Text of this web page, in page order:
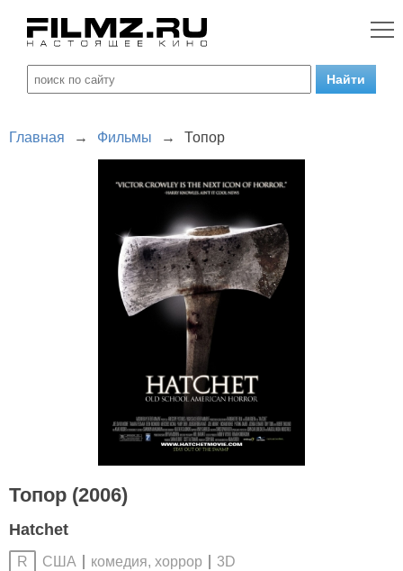
Главная → Фильмы → Топор
Топор (2006)
Hatchet
R США комедия, хоррор
3D